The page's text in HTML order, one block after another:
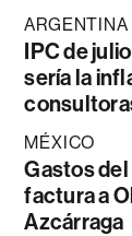
ARGENTINA
IPC de
sería la
MÉXICO
Gastos
factura a
Azcárraga